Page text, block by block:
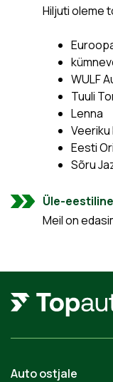
Hiljuti oleme
WULF
Tuuli
Lenna
Veeriku
Eesti
Sõru
Üle-
Meil on
Auto ostjale